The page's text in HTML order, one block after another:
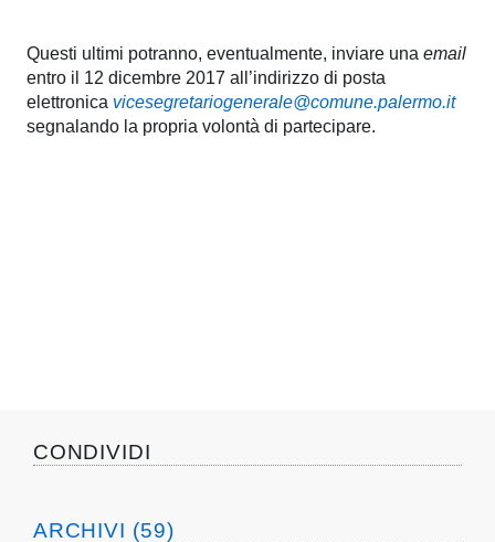
Questi ultimi potranno, eventualmente, inviare una email
entro il 12 dicembre 2017 all’indirizzo di posta
elettronica vicesegretariogenerale@comune.palermo.it
segnalando la propria volontà di partecipare.
CONDIVIDI
ARCHIVI (59)